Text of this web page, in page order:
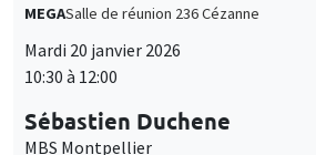
Do socially responsible consumers build
Îlot Bernard du BoisAmphithéâtre